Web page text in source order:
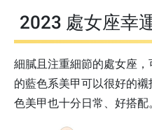
2023 處女座幸
細膩且注重細節的處女座
的藍色系美甲可以很好的
色美甲也十分日常、好搭配